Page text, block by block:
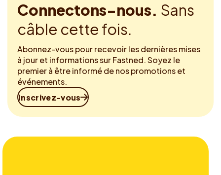
Connectons-nous. Sans
câble cette fois.
Abonnez-vous pour recevoir les dernières mises
à jour et informations sur Fastned. Soyez le
premier à être informé de nos promotions et
événements.
Inscrivez-vous